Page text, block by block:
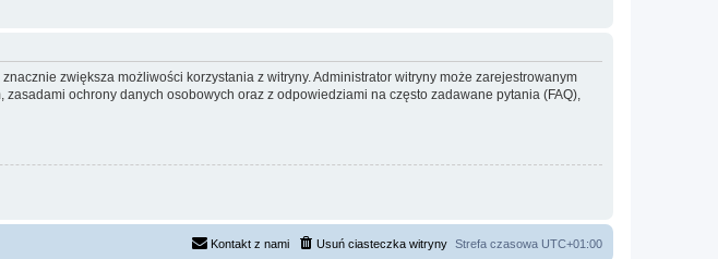
zwiększa możliwości korzystania z witryny. Administrator witryny może zarejestrowanym
ochrony danych osobowych oraz z odpowiedziami na często zadawane pytania (FAQ),
Strefa czasowa UTC+01:00
Usuń ciasteczka witryny
Kontakt z nami